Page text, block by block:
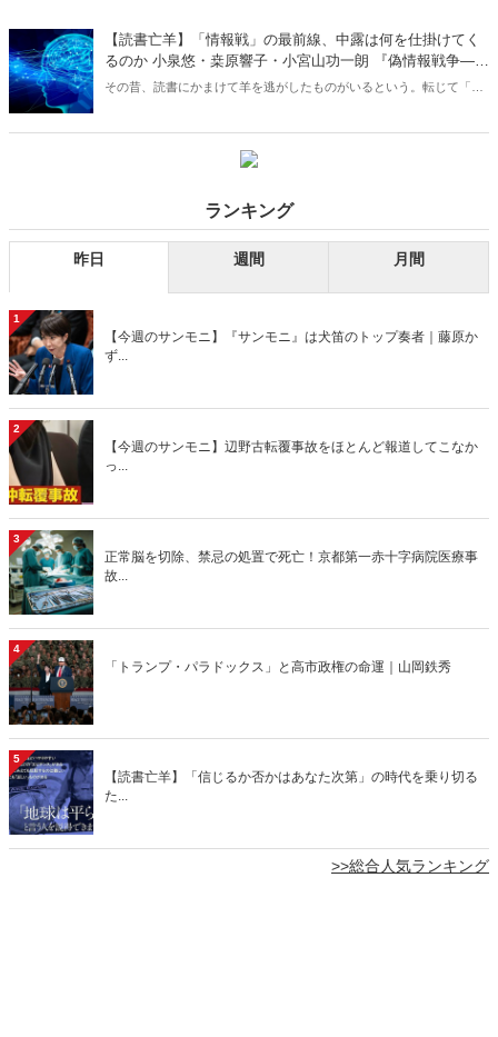
【読書亡羊】「情報戦」の最前線、中露は何を仕掛けてく
るのか 小泉悠・桒原響子・小宮山功一朗 『偽情報戦争――
あなたの頭の中で起こる戦い』（ウェッジ）
その昔、読書にかまけて羊を逃がしたものがいるという。転じて「読
ある。元月刊『Hanada』編集部員のライター・梶原がお送りする週末
ランキング
昨日 週間 月間
1
【今週のサンモニ】『サンモニ』は犬笛のトップ奏者｜藤原か
ず...
2
【今週のサンモニ】辺野古転覆事故をほとんど報道してこなか
っ...
3
正常脳を切除、禁忌の処置で死亡！京都第一赤十字病院医療事
故...
4
「トランプ・パラドックス」と高市政権の命運｜山岡鉄秀
5
【読書亡羊】「信じるか否かはあなた次第」の時代を乗り切る
た...
>>総合人気ランキング